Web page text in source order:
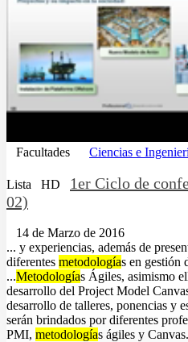
Facultades Ciencias e
Lista HD
1er Ciclo de
02)
14 de Marzo de 2016
... y experiencias, además de
diferentes metodologías en gestión
...Metodologías Ágiles, asimismo
desarrollo del Project Model
desarrollo de talleres, ponencias y
serán brindados por diferentes
PMI, metodologías ágiles y